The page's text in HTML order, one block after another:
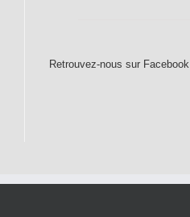
Retrouvez-nous sur Facebook